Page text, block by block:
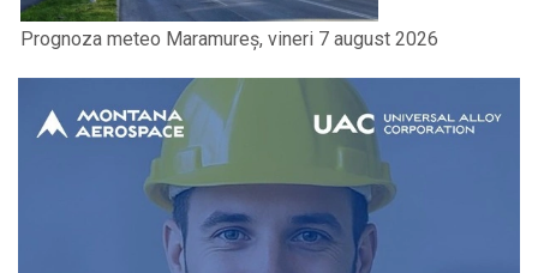
Prognoza meteo Maramureș, vineri 7 august 2026